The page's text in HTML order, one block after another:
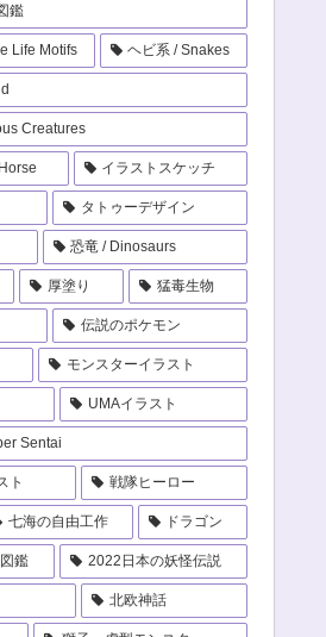
鑑
Life Motifs ヘビ系 / Snakes
Creatures
イラストスケッチ
タトゥーデザイン
恐竜 / Dinosaurs
厚塗り 猛毒生物
伝説のポケモン
モンスターイラスト
UMAイラスト
Sentai
ト 戦隊ヒーロー
七海の自由工作 ドラゴン
鑑 2022日本の妖怪伝説
北欧神話